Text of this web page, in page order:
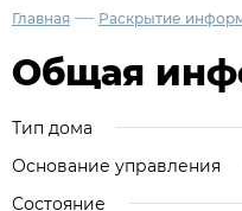
Главная — Раскрытие
Общая
Тип дома
Основание управления
Состояние